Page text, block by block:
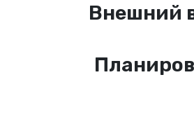
Внешний